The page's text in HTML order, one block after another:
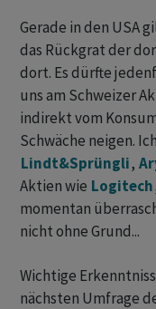
Gerade in den USA
das Rückgrat der
dort. Es dürfte
uns am Schweizer
indirekt vom
Schwäche neigen.
Lindt&Sprüngli,
Aktien wie Logitech
momentan
nicht ohne Grund...
Wichtige
nächsten Umfrage